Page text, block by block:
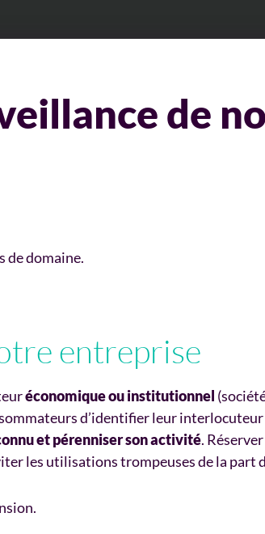
de
de domaine.
entreprise
économique ou institutionnel
d’identifier leur interlocuteur
et pérenniser son activité.
les utilisations trompeuses de la part